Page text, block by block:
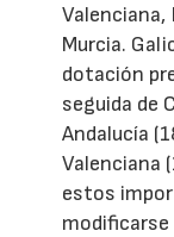
Valenciana,
Murcia.
dotación
seguida de
Andalucía
Valenciana
estos
modificarse